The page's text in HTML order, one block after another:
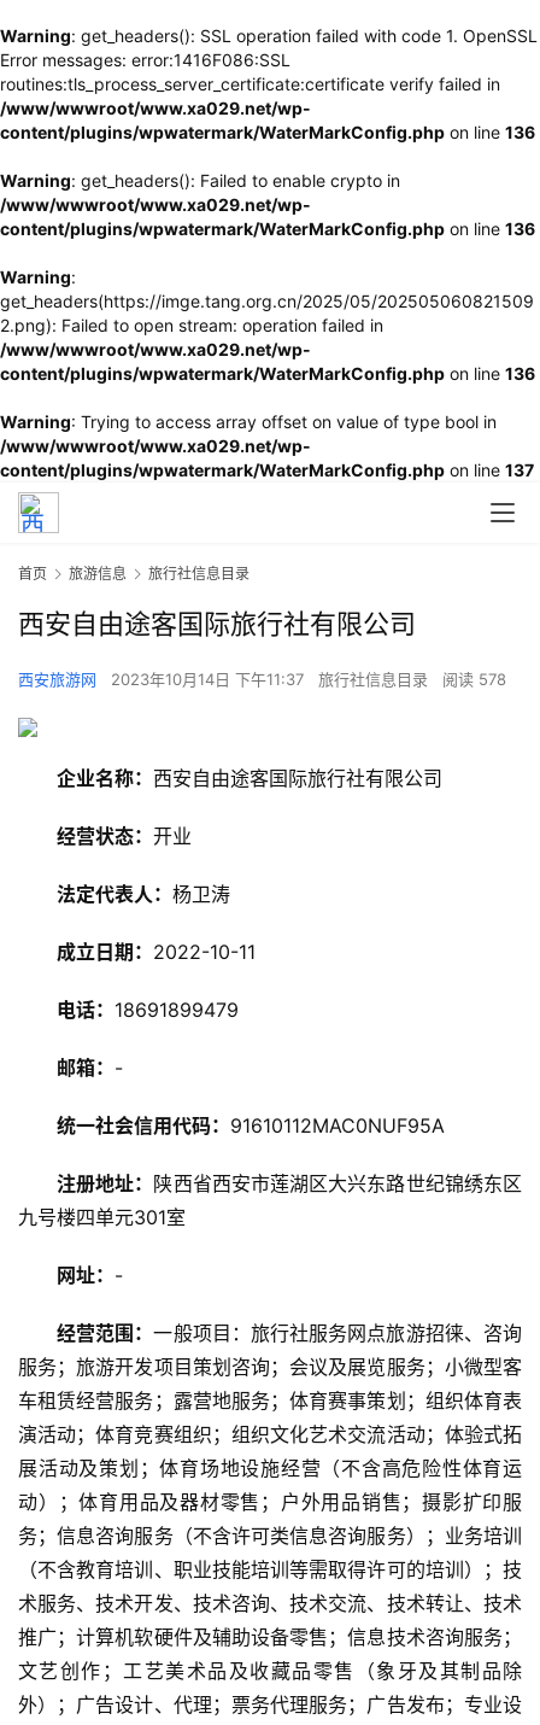
Warning: get_headers(): SSL operation failed with code 1. OpenSSL
Error messages: error:1416F086:SSL
routines:tls_process_server_certificate:certificate verify failed in
/www/wwwroot/www.xa029.net/wp-
content/plugins/wpwatermark/WaterMarkConfig.php on line 136
Warning: get_headers(): Failed to enable crypto in
/www/wwwroot/www.xa029.net/wp-
content/plugins/wpwatermark/WaterMarkConfig.php on line 136
Warning:
get_headers(https://imge.tang.org.cn/2025/05/202505060821509
2.png): Failed to open stream: operation failed in
/www/wwwroot/www.xa029.net/wp-
content/plugins/wpwatermark/WaterMarkConfig.php on line 136
Warning: Trying to access array offset on value of type bool in
/www/wwwroot/www.xa029.net/wp-
content/plugins/wpwatermark/WaterMarkConfig.php on line 137
资
攻
略
美
食
特
产
热
门
景
点
首页 旅游信息 旅行社信息目录
西安自由途客国际旅行社有限公司
西安旅游网 2023年10月14日 下午11:37 旅行社信息目录 阅读 578
企业名称： 西安自由途客国际旅行社有限公司
经营状态： 开业
法定代表人： 杨卫涛
成立日期： 2022-10-11
电话： 18691899479
邮箱： -
统一社会信用代码： 91610112MAC0NUF95A
注册地址： 陕西省西安市莲湖区大兴东路世纪锦绣东区
九号楼四单元301室
网址： -
经营范围：一般项目：旅行社服务网点旅游招徕、咨询
服务；旅游开发项目策划咨询；会议及展览服务；小微型客
车租赁经营服务；露营地服务；体育赛事策划；组织体育表
演活动；体育竞赛组织；组织文化艺术交流活动；体验式拓
展活动及策划；体育场地设施经营（不含高危险性体育运
动）；体育用品及器材零售；户外用品销售；摄影扩印服
务；信息咨询服务（不含许可类信息咨询服务）；业务培训
（不含教育培训、职业技能培训等需取得许可的培训）；技
术服务、技术开发、技术咨询、技术交流、技术转让、技术
推广；计算机软硬件及辅助设备零售；信息技术咨询服务；
文艺创作；工艺美术品及收藏品零售（象牙及其制品除
外）；广告设计、代理；票务代理服务；广告发布；专业设